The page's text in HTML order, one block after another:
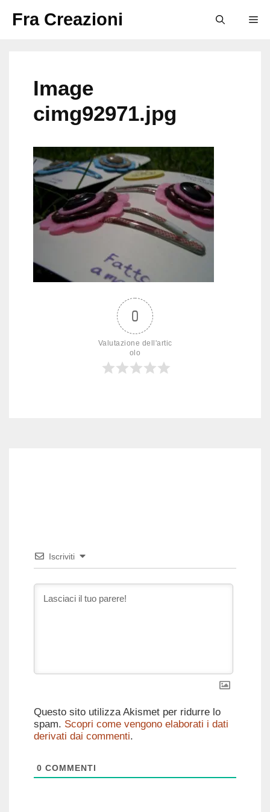
Fra Creazioni
Image
cimg92971.jpg
0
Valutazione dell'artic
olo
Iscriviti
Questo sito utilizza Akismet per ridurre lo
spam. Scopri come vengono elaborati i dati
derivati dai commenti.
0 COMMENTI